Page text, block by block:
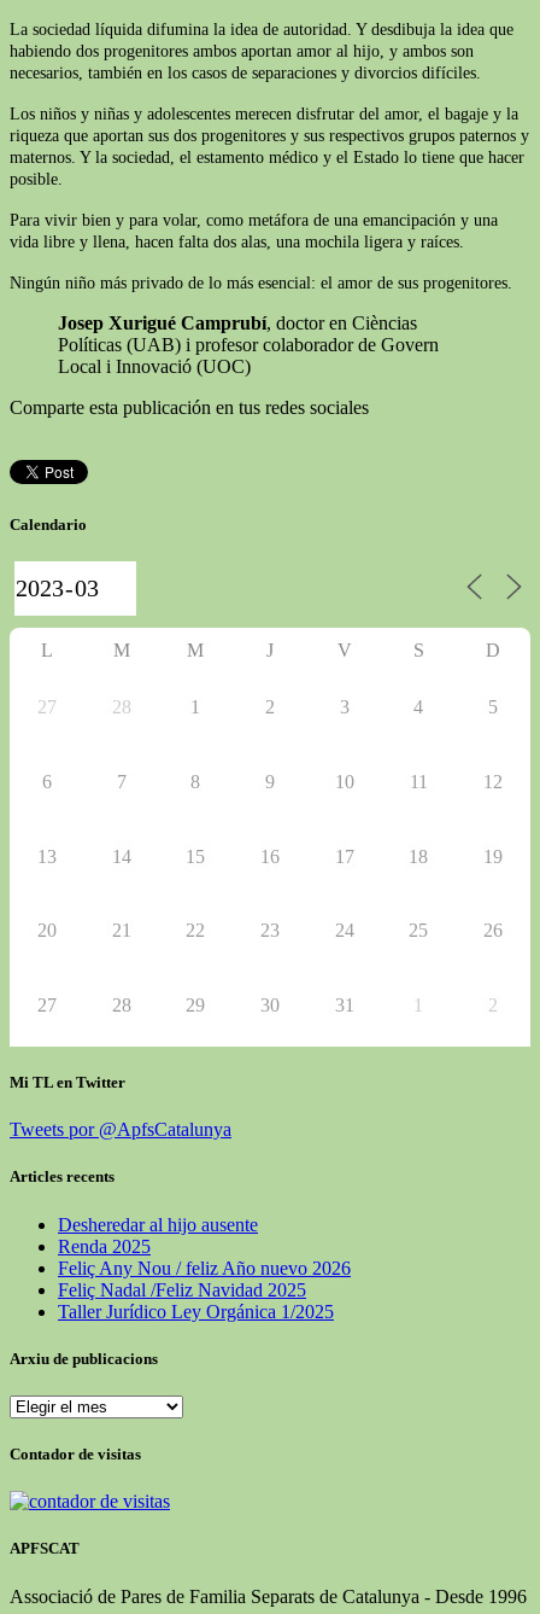
La sociedad líquida difumina la idea de autoridad. Y desdibuja la idea que
habiendo dos progenitores ambos aportan amor al hijo, y ambos son
necesarios, también en los casos de separaciones y divorcios difíciles.
Los niños y niñas y adolescentes merecen disfrutar del amor, el bagaje y la
riqueza que aportan sus dos progenitores y sus respectivos grupos paternos y
maternos. Y la sociedad, el estamento médico y el Estado lo tiene que hacer
posible.
Para vivir bien y para volar, como metáfora de una emancipación y una
vida libre y llena, hacen falta dos alas, una mochila ligera y raíces.
Ningún niño más privado de lo más esencial: el amor de sus progenitores.
Josep Xurigué Camprubí, doctor en Cièncias
Políticas (UAB) i profesor colaborador de Govern
Local i Innovació (UOC)
Comparte esta publicación en tus redes sociales
Calendario
L M M J V S D
27 28 1 2 3 4 5
6 7 8 9 10 11 12
13 14 15 16 17 18 19
20 21 22 23 24 25 26
27 28 29 30 31 1 2
Mi TL en Twitter
Tweets por @ApfsCatalunya
Articles recents
Desheredar al hijo ausente
Renda 2025
Feliç Any Nou / feliz Año nuevo 2026
Feliç Nadal /Feliz Navidad 2025
Taller Jurídico Ley Orgánica 1/2025
Arxiu de publicacions
Arxiu
publicacions
Contador de visitas
APFSCAT
Associació de Pares de Familia Separats de Catalunya - Desde 1996